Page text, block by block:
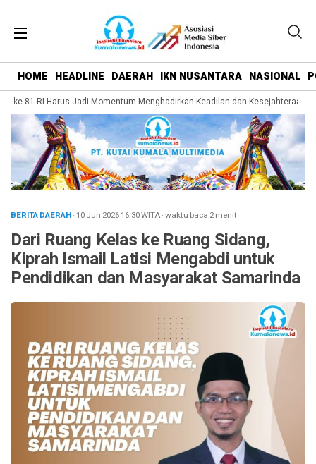
HOME HEADLINE DAERAH IKN NUSANTARA NASIONAL
81 RI Harus Jadi Momentum Menghadirkan Keadilan dan Kesejahteraan bagi
BERITA DAERAH· 10 Jun 202616:30WITA·waktu baca 2 menit
Dari Ruang Kelas ke Ruang Sidang,
Kiprah Ismail Latisi Mengabdi untuk
Pendidikan dan Masyarakat Samarinda